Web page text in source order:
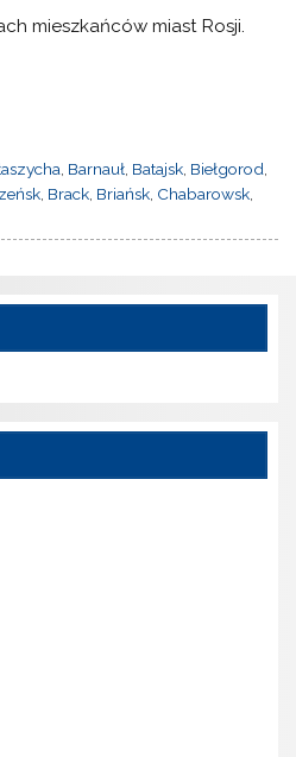
mieszkańców miast Rosji.
Barnauł Batajsk Biełgorod
, Brack, Briańsk, Chabarowsk,